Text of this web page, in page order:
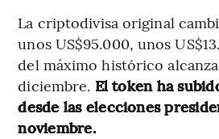
La criptodivisa original
unos US$95.000, unos
del máximo histórico
diciembre. El token ha
desde las elecciones
noviembre.